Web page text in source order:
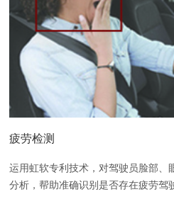
疲劳检测
运用虹软专利技术，对驾驶员脸部、
分析，帮助准确识别是否存在疲劳驾